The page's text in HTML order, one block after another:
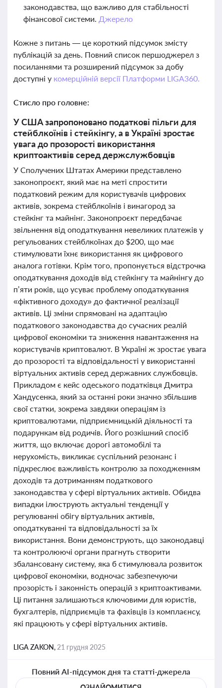
законодавства, що важливо для стабільності
фінансової системи. Джерело
Кожне з питань — це короткий підсумок змісту
публікацій за день. Повний список першоджерел з
посиланнями та розширений підсумок за добу
доступні у комерційній версії Платформи LIGA360.
Стисло про головне:
У США запропоновано податкові пільги для
стейблкоїнів і стейкінгу, а в Україні зростає
увага до прозорості використання
криптоактивів серед держслужбовців
У Сполучених Штатах Америки представлено
законопроєкт, який має на меті спростити
податковий режим для користувачів цифрових
активів, зокрема стейблкоїнів і винагород за
стейкінг та майнінг. Законопроєкт передбачає
звільнення від оподаткування невеликих платежів у
регульованих стейблкоїнах до $200, що має
стимулювати їхнє використання як цифрового
аналога готівки. Крім того, пропонується відстрочка
оподаткування доходів від стейкінгу та майнінгу до
п’яти років, що усуває проблему оподаткування
«фіктивного доходу» до фактичної реалізації
активів. Ці зміни спрямовані на адаптацію
податкового законодавства до сучасних реалій
цифрової економіки та зниження навантаження на
користувачів криптовалют. В Україні ж зростає увага
до прозорості та відповідальності у використанні
віртуальних активів серед державних службовців.
Прикладом є кейс одеського податківця Дмитра
Хандусенка, який за останні роки значно збільшив
свої статки, зокрема завдяки операціям із
криптовалютами, підприємницькій діяльності та
подарункам від родичів. Його розкішний спосіб
життя, що включає дорогі автомобілі та
нерухомість, викликає суспільний резонанс і
підкреслює важливість контролю за походженням
доходів та дотриманням податкового
законодавства у сфері віртуальних активів. Обидва
випадки ілюструють актуальні тенденції у
регулюванні обігу віртуальних активів,
оподаткуванні та відповідальності за їх
використання. Вони демонструють, що законодавці
та контролюючі органи прагнуть створити
збалансовану систему, яка б стимулювала розвиток
цифрової економіки, водночас забезпечуючи
прозорість і законність операцій з криптоактивами.
Ці питання залишаються ключовими для юристів,
бухгалтерів, підприємців та фахівців із комплаєнсу,
які працюють у сфері віртуальних активів.
LIGA ZAKON, 21 грудня 2025
Повний AI-підсумок дня та статті-джерела